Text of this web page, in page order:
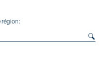
région: